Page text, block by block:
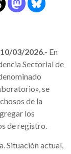
03/2026.- En
Sectorial de
se
de la
los
de registro.
Situación actual,